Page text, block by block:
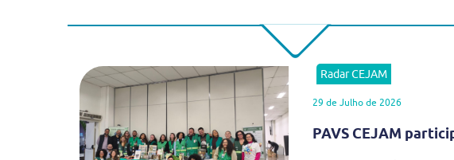
Radar CEJAM
29 de Julho de 2026
PAVS CEJAM